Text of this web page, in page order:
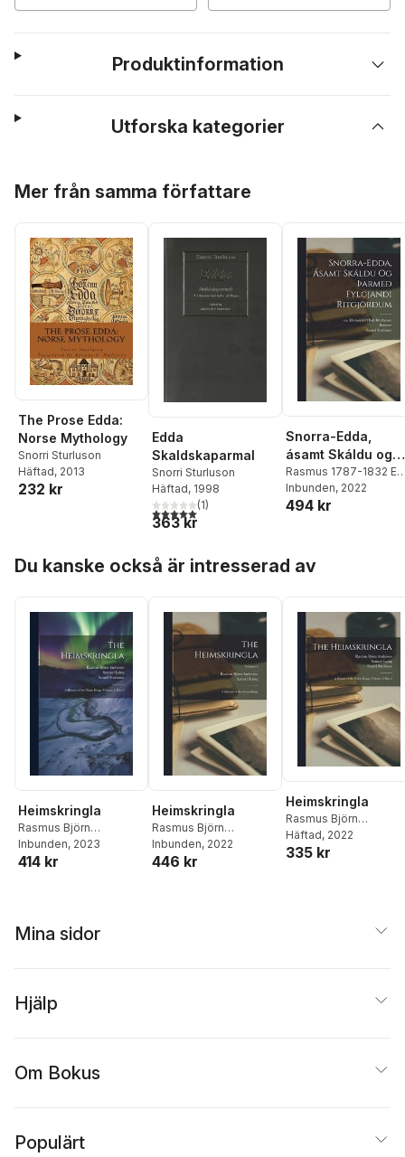
Produktinformation
Utforska kategorier
Mer från samma författare
The Prose Edda:
Norse Mythology
Snorri Sturluson
Häftad, 2013
232 kr
Edda
Skaldskaparmal
Snorri Sturluson
Häftad, 1998
5,0utav 5 stjärnor. Totalt antal röster:
(1)
363 kr
Snorra-Edda,
ásamt Skáldu og
Þarmeð fylgjandi
ritgjörðum
Rasmus 1787-1832 Ed
Rask,Snorri Sturluson
Hvitaskáld Ca Ólafr
Inbunden, 2022
494 kr
Du kanske också är intresserad av
Heimskringla
Rasmus Björn
Anderson,Samuel
Laing,Snorri Sturluson
Inbunden, 2023
414 kr
Heimskringla
Rasmus Björn
Anderson,Samuel
Laing ,Snorri Sturluson
Inbunden, 2022
446 kr
Heimskringla
Rasmus Björn
Anderson,Samuel
Laing ,Snorri Sturluson
Häftad, 2022
335 kr
Mina sidor
Hjälp
Om Bokus
Populärt